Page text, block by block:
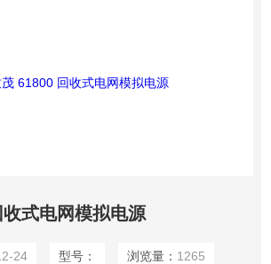
式电网模拟电源
24 型号： 浏览量： 1265